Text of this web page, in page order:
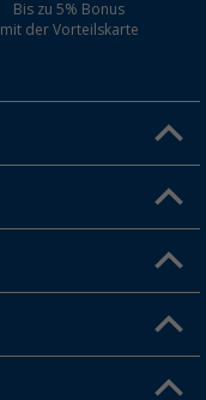
Bis zu 5% Bonus
mit der Vorteilskarte